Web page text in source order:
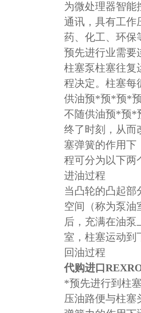
为微处理器智
通讯，具有工作
药、化工、环
预先进行业需要
柱塞泵柱塞往
程决定。柱塞
供油预*预*预*
不随供油预*预*
终了时刻，从而
塞弹簧的作用下
程可分为以下两
进油过程
当凸轮的凸起
空间（称为泵油
后，充满在油
室，柱塞运动到
回油过程
代购进口
*预先进行到柱
压油路便与柱塞